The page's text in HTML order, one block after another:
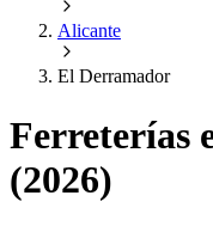
Alicante
El Derramador
Ferreterías
(2026)